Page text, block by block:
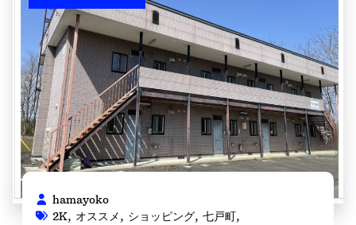
hamayoko
2K, オススメ, ショッピング, 七戸町,